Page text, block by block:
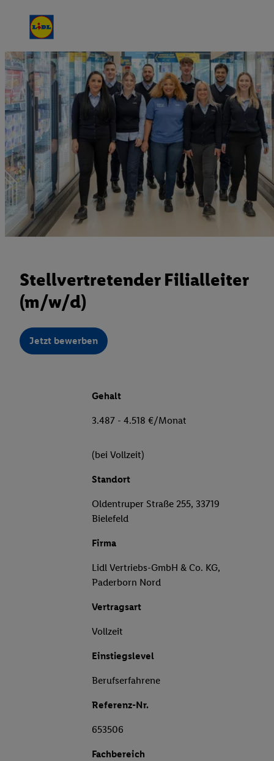
Stellvertretender Filialleiter
(m/w/d)
Jetzt bewerben
Gehalt
3.487 - 4.518 €/Monat
(bei Vollzeit)
Standort
Oldentruper Straße 255, 33719
Bielefeld
Firma
Lidl Vertriebs-GmbH & Co. KG,
Paderborn Nord
Vertragsart
Vollzeit
Einstiegslevel
Berufserfahrene
Referenz-Nr.
653506
Fachbereich